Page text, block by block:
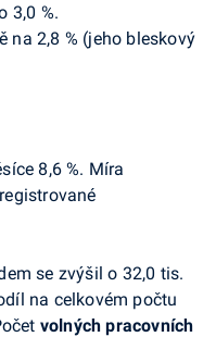
3,0 %.
na 2,8 % (jeho bleskový
8,6 %. Míra
se zvýšil o 32,0 tis.
na celkovém počtu
volných pracovních